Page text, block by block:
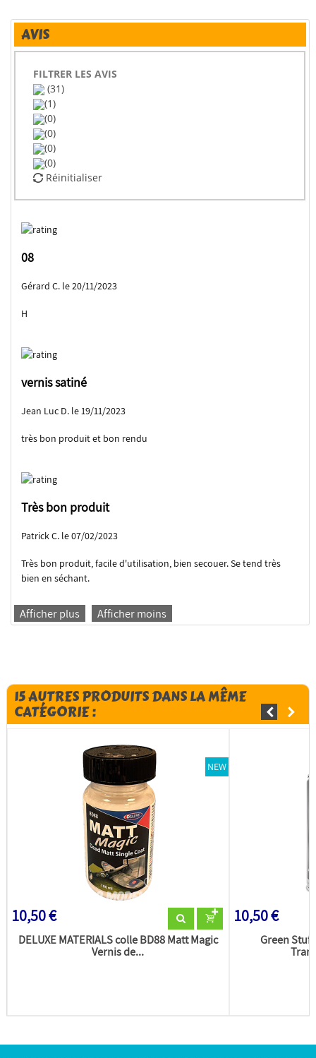
AVIS
FILTRER LES AVIS
(31)
(1)
(0)
(0)
(0)
(0)
Réinitialiser
08
Gérard C. le 20/11/2023
H
vernis satiné
Jean Luc D. le 19/11/2023
très bon produit et bon rendu
Très bon produit
Patrick C. le 07/02/2023
Très bon produit, facile d'utilisation, bien secouer. Se tend très
bien en séchant.
Afficher plus Afficher moins
15 AUTRES PRODUITS DANS LA MÊME
CATÉGORIE :
NEW
10,50 €
DELUXE MATERIALS colle BD88 Matt Magic
Vernis de...
10,50 €
Green